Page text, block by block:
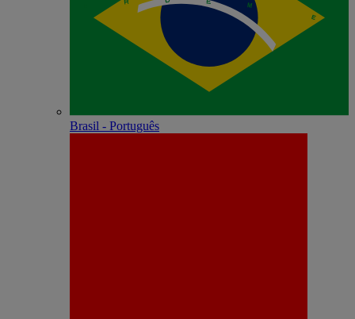
Brasil - Português